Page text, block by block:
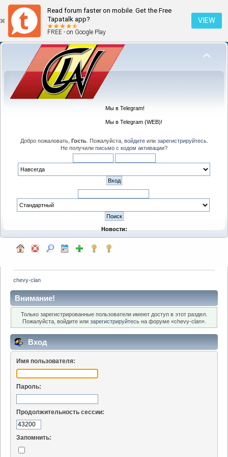
Read forum faster on mobile. Get the Free
Tapatalk app?
FREE - on Google Play
VIEW
Мы в Telegram!
Мы в Telegram (WEB)!
Добро пожаловать, Гость. Пожалуйста, войдитеили зарегистрируйтесь.
Не получили письмо с кодом активации?
Новости:
chevy-clan
Внимание!
Только зарегистрированные пользователи имеют доступ в этот раздел.
Пожалуйста, войдите или зарегистрируйтесьна форуме «chevy-clan».
Вход
Имя пользователя:
Пароль:
Продолжительность сессии:
Запомнить: